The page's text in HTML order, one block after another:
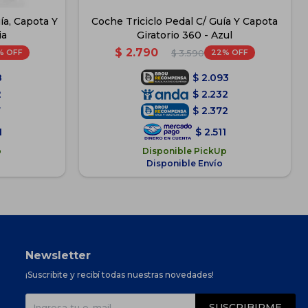
Capota Y
Coche Triciclo Pedal C/ Guía Y Capota
Giratorio 360 - Azul
$ 2.790 $ 3.590 22
$ 2.093
$ 2.232
$ 2.372
$ 2.511
Disponible PickUp
Disponible Envío
Newsletter
¡Suscribite y recibí todas nuestras novedades!